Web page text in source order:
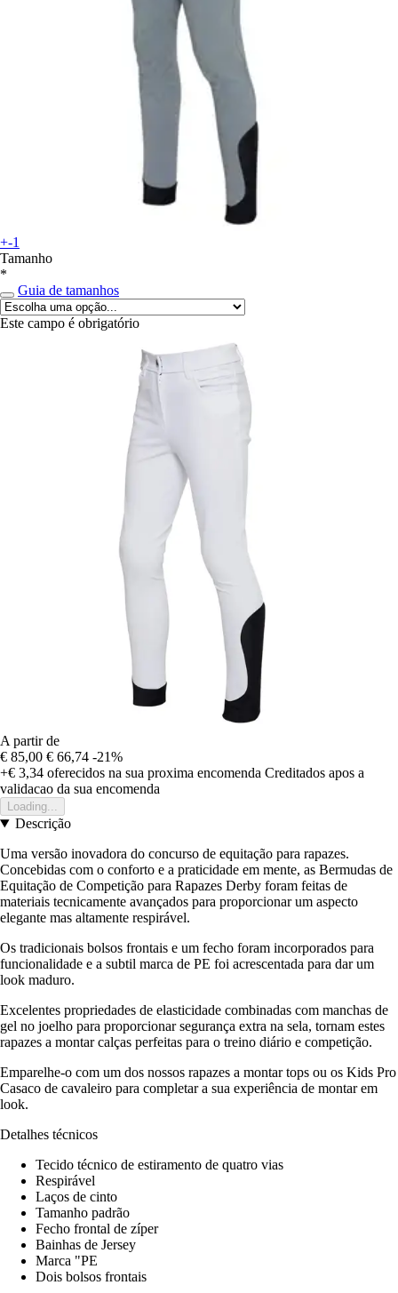
+-1
Tamanho
*
Guia de tamanhos
Este campo é obrigatório
A partir de
€ 85,00 € 66,74 -21%
+€ 3,34 oferecidos na sua proxima encomenda Creditados apos a
validacao da sua encomenda
Loading...
Descrição
Uma versão inovadora do concurso de equitação para rapazes.
Concebidas com o conforto e a praticidade em mente, as Bermudas de
Equitação de Competição para Rapazes Derby foram feitas de
materiais tecnicamente avançados para proporcionar um aspecto
elegante mas altamente respirável.
Os tradicionais bolsos frontais e um fecho foram incorporados para
funcionalidade e a subtil marca de PE foi acrescentada para dar um
look maduro.
Excelentes propriedades de elasticidade combinadas com manchas de
gel no joelho para proporcionar segurança extra na sela, tornam estes
rapazes a montar calças perfeitas para o treino diário e competição.
Emparelhe-o com um dos nossos rapazes a montar tops ou os Kids Pro
Casaco de cavaleiro para completar a sua experiência de montar em
look.
Detalhes técnicos
Tecido técnico de estiramento de quatro vias
Respirável
Laços de cinto
Tamanho padrão
Fecho frontal de zíper
Bainhas de Jersey
Marca "PE
Dois bolsos frontais